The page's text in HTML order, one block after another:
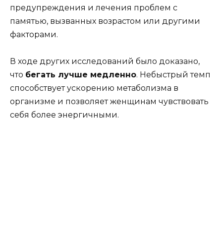
предупреждения и лечения проблем с
памятью, вызванных возрастом или другими
факторами.
В ходе других исследований было доказано,
что бегать лучше медленно. Небыстрый темп
способствует ускорению метаболизма в
организме и позволяет женщинам чувствовать
себя более энергичными.